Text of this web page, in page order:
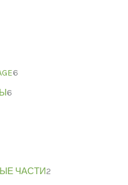
6
6
ЧАСТИ2